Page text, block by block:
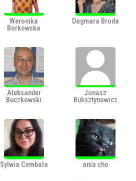
Weronika
Borkowska
Dagmara Broda
Aleksander
Buczkowski
Jonasz
Buksztynowicz
Sylwia Cembala ania cho